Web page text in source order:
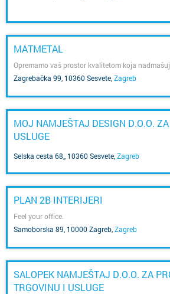
MATMETAL
Opremamo vaš prostor kvalitetom koja
Zagrebačka 99, 10360 Sesvete Zagreb
MOJ NAMJEŠTAJ DESIGN D.O.O.
USLUGE
Selska cesta 68,, 10360 Sesvete Zagreb
PLAN 2B INTERIJERI
Feel your office.
Samoborska 89, 10000 Zagreb Zagreb
SALOPEK NAMJEŠTAJ D.O.O. ZA
TRGOVINU I USLUGE